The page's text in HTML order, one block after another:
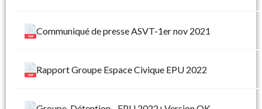
Communiqué de presse ASVT-1er nov 2021
Rapport Groupe Espace Civique EPU 2022